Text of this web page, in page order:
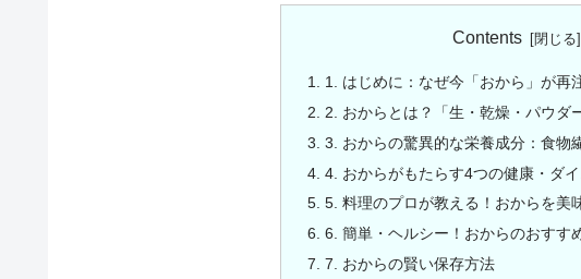
Contents
1. はじめに：なぜ今「おから」が再
2. おからとは？「生・乾燥・パウダ
3. おからの驚異的な栄養成分：食物
4. おからがもたらす4つの健康・ダ
5. 料理のプロが教える！おからを美
6. 簡単・ヘルシー！おからのおすす
7. おからの賢い保存方法